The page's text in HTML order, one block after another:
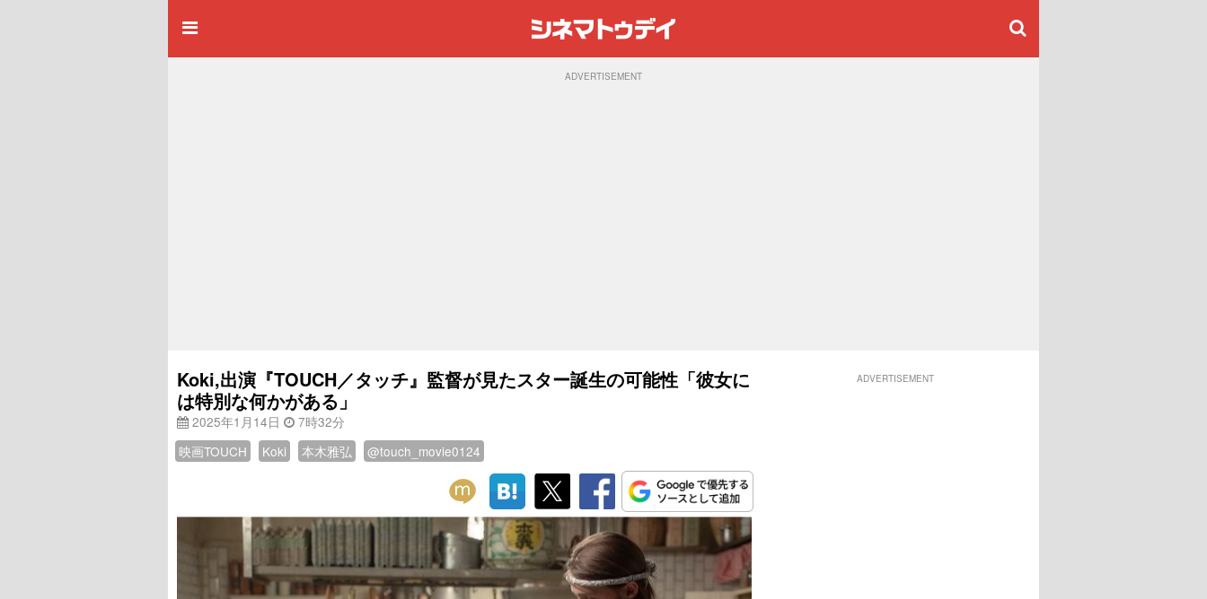
ADVERTISEMENT
Koki,出演『TOUCH／タッチ』監督が見たスター誕生の可能性「彼女に
は特別な何かがある」
2025年1月14日
7時32分
映画TOUCH
Koki 本木雅弘 @touch_movie0124
ADVERTISEMENT